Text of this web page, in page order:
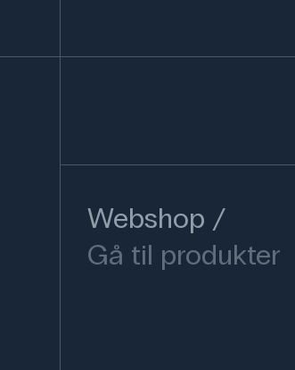
Webshop
Gå til produkter